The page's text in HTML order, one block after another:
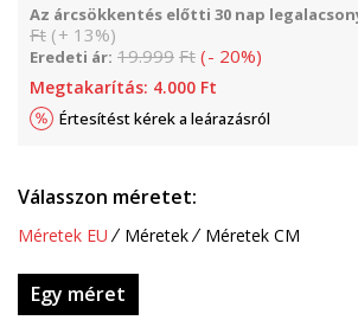
Az árcsökkentés előtti 30 nap
Ft (+ 13%)
Eredeti ár: 19.999 Ft (- 20%)
Megtakarítás: 4.000 Ft
Értesítést kérek a leárazásról
Válasszon méretet:
Méretek EU Méretek Méretek CM
Egy méret